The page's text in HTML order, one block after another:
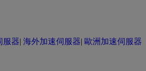
服器| 海外加速伺服器| 歐洲加速伺服器